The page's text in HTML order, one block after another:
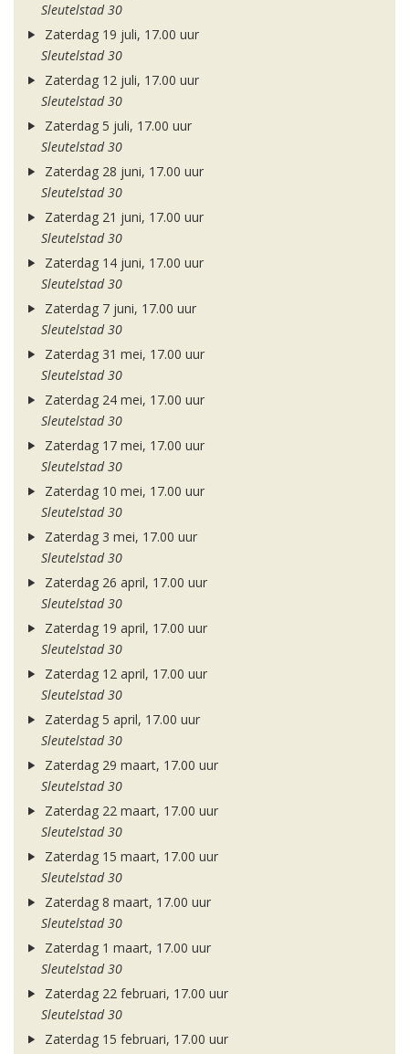
Sleutelstad 30
Zaterdag 19 juli, 17.00 uur
Sleutelstad 30
Zaterdag 12 juli, 17.00 uur
Sleutelstad 30
Zaterdag 5 juli, 17.00 uur
Sleutelstad 30
Zaterdag 28 juni, 17.00 uur
Sleutelstad 30
Zaterdag 21 juni, 17.00 uur
Sleutelstad 30
Zaterdag 14 juni, 17.00 uur
Sleutelstad 30
Zaterdag 7 juni, 17.00 uur
Sleutelstad 30
Zaterdag 31 mei, 17.00 uur
Sleutelstad 30
Zaterdag 24 mei, 17.00 uur
Sleutelstad 30
Zaterdag 17 mei, 17.00 uur
Sleutelstad 30
Zaterdag 10 mei, 17.00 uur
Sleutelstad 30
Zaterdag 3 mei, 17.00 uur
Sleutelstad 30
Zaterdag 26 april, 17.00 uur
Sleutelstad 30
Zaterdag 19 april, 17.00 uur
Sleutelstad 30
Zaterdag 12 april, 17.00 uur
Sleutelstad 30
Zaterdag 5 april, 17.00 uur
Sleutelstad 30
Zaterdag 29 maart, 17.00 uur
Sleutelstad 30
Zaterdag 22 maart, 17.00 uur
Sleutelstad 30
Zaterdag 15 maart, 17.00 uur
Sleutelstad 30
Zaterdag 8 maart, 17.00 uur
Sleutelstad 30
Zaterdag 1 maart, 17.00 uur
Sleutelstad 30
Zaterdag 22 februari, 17.00 uur
Sleutelstad 30
Zaterdag 15 februari, 17.00 uur